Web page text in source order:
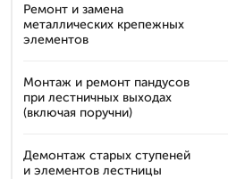
Ремонт и замена
металлических крепежных
элементов
Монтаж и ремонт пандусов
при лестничных выходах
(включая поручни)
Демонтаж старых ступеней
и элементов лестницы